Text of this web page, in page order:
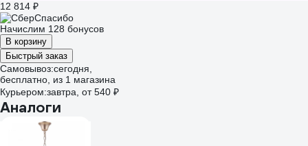
12 814 ₽
Начислим 128 бонусов
В корзину
Быстрый заказ
Самовывоз:сегодня,
бесплатно , из 1 магазина
Курьером:завтра, от 540 ₽
Аналоги